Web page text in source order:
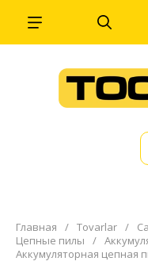
Главная / Tovarlar /
Цепные пилы
/
Аккумуляторная цепная